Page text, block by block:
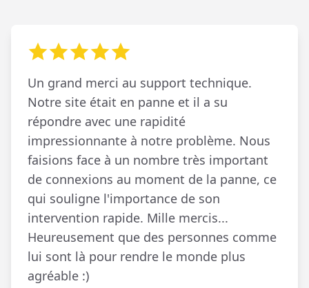
Un grand merci au support technique.
Notre site était en panne et il a su
répondre avec une rapidité
impressionnante à notre problème. Nous
faisions face à un nombre très important
de connexions au moment de la panne, ce
qui souligne l'importance de son
intervention rapide. Mille mercis...
Heureusement que des personnes comme
lui sont là pour rendre le monde plus
agréable :)